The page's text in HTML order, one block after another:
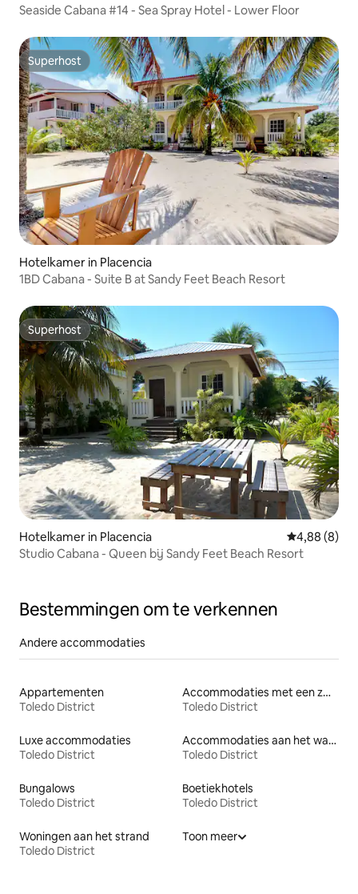
Seaside Cabana #14 - Sea Spray Hotel - Lower Floor
Superhost
Superhost
Hotelkamer in Placencia
1BD Cabana - Suite B at Sandy Feet Beach Resort
Superhost
Superhost
Hotelkamer in Placencia Gemiddelde
4,88 (8)
Studio Cabana - Queen bij Sandy Feet Beach Resort
Bestemmingen om te verkennen
Andere accommodaties
Appartementen
Toledo District
Accommodaties met een zwembad
Toledo District
Luxe accommodaties
Toledo District
Accommodaties aan het water
Toledo District
Bungalows
Toledo District
Boetiekhotels
Toledo District
Woningen aan het strand
Toledo District
Toon meer